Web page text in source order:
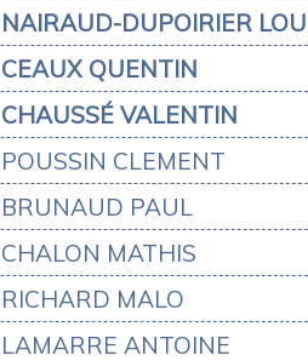
NAIRAUD-DUPOIRIER
CEAUX QUENTIN
CHAUSSÉ VALENTIN
POUSSIN CLEMENT
BRUNAUD PAUL
CHALON MATHIS
RICHARD MALO
LAMARRE ANTOINE